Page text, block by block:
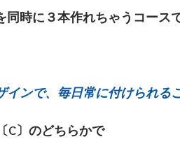
同時に３本作れちゃうコース
インで、毎日常に付けられる
C〕のどちらかで